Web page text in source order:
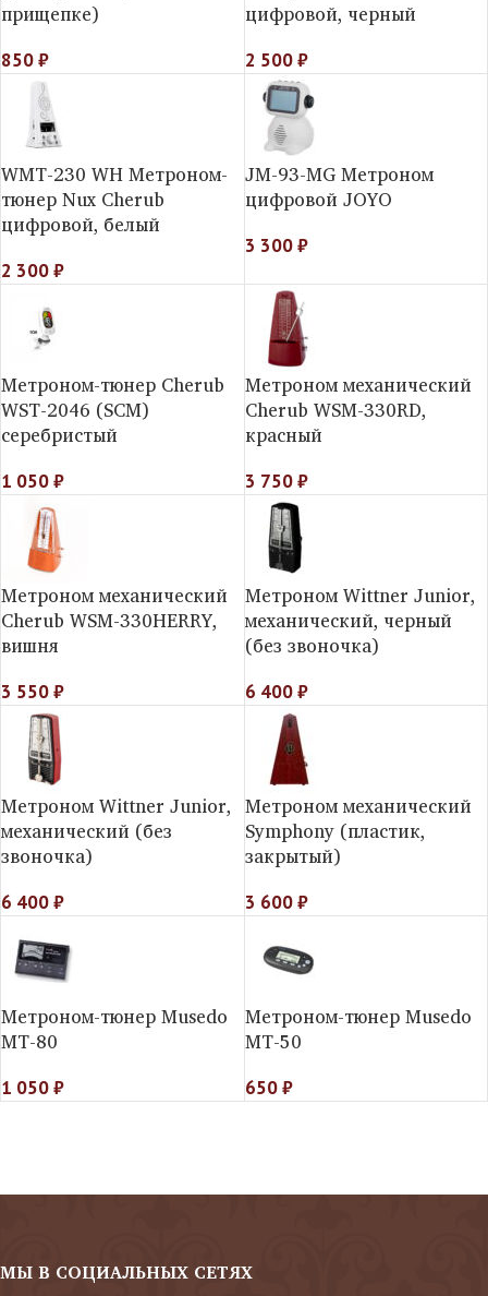
прищепке)
850₽
цифровой, черный
2 500₽
WMT-230 WH Метроном-
тюнер Nux Cherub
цифровой, белый
2 300₽
JM-93-MG Метроном
цифровой JOYO
3 300₽
Метроном-тюнер Cherub
WST-2046 (SCM)
серебристый
1 050₽
Метроном механический
Cherub WSM-330RD,
красный
3 750₽
Метроном механический
Cherub WSM-330HERRY,
вишня
3 550₽
Метроном Wittner Junior,
механический, черный
(без звоночка)
6 400₽
Метроном Wittner Junior,
механический (без
звоночка)
6 400₽
Метроном механический
Symphony (пластик,
закрытый)
3 600₽
Метроном-тюнер Musedo
MT-80
1 050₽
Метроном-тюнер Musedo
MT-50
650₽
МЫ В СОЦИАЛЬНЫХ СЕТЯХ